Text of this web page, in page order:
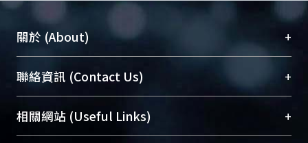
關於 (About) +
臺大位居世界頂尖大學之列，為永久珍藏及向國際
展現本校豐碩的研究成果及學術能量，圖書館整合
機構典藏（NTUR）與學術庫（AH）不同功能平
台，成為臺大學術典藏NTU scholars。期能整合研
聯絡資訊 (Contact Us) +
總館學科館員(Main Library)
醫學圖書館學科館員(Medical Library)
相關網站 (Useful Links) +